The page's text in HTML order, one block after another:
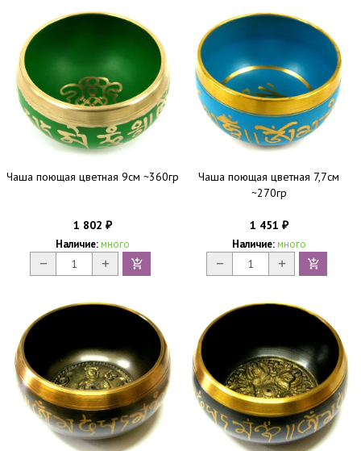
Чаша поющая цветная 9см ~360гр
1 802 ₽
Наличие: много
Чаша поющая цветная 7,7см
~270гр
1 451 ₽
Наличие: много